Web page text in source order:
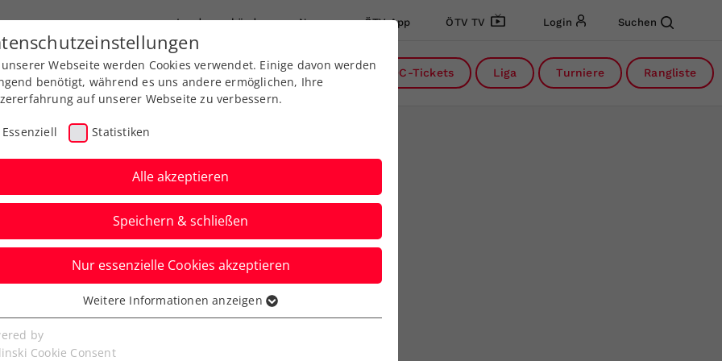
Landesverbände News ÖTV App ÖTV TV Login Suchen
Ausbildung Services Über uns DC-Tickets Liga Turniere Rangliste
noch einfacher: Das
App
Webseite werden Cookies verwendet. Einige davon werden
benötigt, während es uns andere ermöglichen, Ihre
auf unserer Webseite zu verbessern.
Essenziell Statistiken
Alle akzeptieren
Speichern & schließen
Nur essenzielle Cookies akzeptieren
Cookies werden für grundlegende Funktionen der
benötigt. Dadurch ist gewährleistet, dass die Webseite
Weitere Informationen anzeigen
by
Cookie Consent